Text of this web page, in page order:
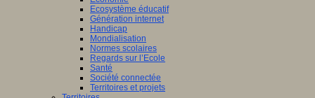
Ecosystème éducatif
Génération internet
Handicap
Mondialisation
Normes scolaires
Regards sur l’Ecole
Santé
Société connectée
Territoires et projets